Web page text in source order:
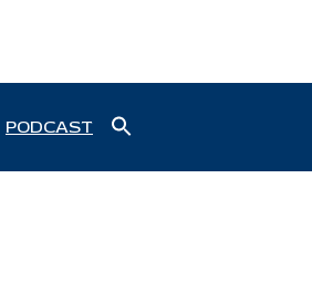
PODCAST